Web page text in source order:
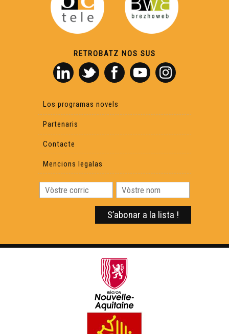
RETROBATZ NOS SUS
Los programas novels
Partenaris
Contacte
Mencions legalas